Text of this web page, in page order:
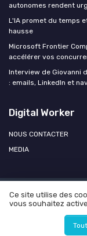
autonomes rendent
L'IA promet du temps
hausse
Microsoft Frontier
accélérer vos
Interview de Giovanni
: emails, LinkedIn et
Digital Worker
NOUS CONTACTER
MEDIA
Mentions légales
Ce site utilise des
vous souhaitez